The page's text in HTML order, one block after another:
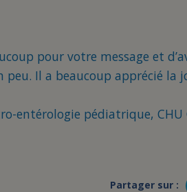
pour votre message et
peu. Il a beaucoup apprécié la
entérologie pédiatrique, CHU
Partager sur :